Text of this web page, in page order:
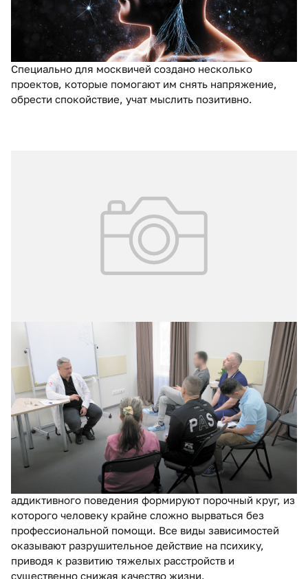
ментальных расстройств, таких как депрессия и
тревожность. Для них профилактика ментальных
нарушений особенно важна, поскольку их жизнь
сопряжена с огромной стрессовой нагрузкой.
Специально для москвичей создано несколько
проектов, которые помогают им снять напряжение,
обрести спокойствие, учат мыслить позитивно.
26.09.2025 № 4 (68)
Влияние зависимостей на психическое
здоровье: механизмы, последствия и
пути восстановления
Современная медицина рассматривает зависимость
как комплексное заболевание, затрагивающее
физическое и психическое здоровье человека.
Алкогольная, наркотическая и никотиновая
зависимости, а также нехимические формы
аддиктивного поведения формируют порочный круг, из
которого человеку крайне сложно вырваться без
профессиональной помощи. Все виды зависимостей
оказывают разрушительное действие на психику,
приводя к развитию тяжелых расстройств и
существенно снижая качество жизни.